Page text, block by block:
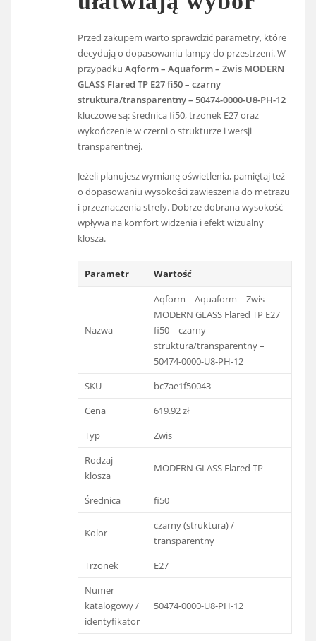
Przed zakupem warto sprawdzić parametry, które
decydują o dopasowaniu lampy do przestrzeni. W
przypadkuAqform – Aquaform – Zwis MODERN
GLASS Flared TP E27 fi50 – czarny
struktura/transparentny – 50474-0000-U8-PH-12
kluczowe są: średnica fi50, trzonek E27 oraz
wykończenie w czerni o strukturze i wersji
transparentnej.
Jeżeli planujesz wymianę oświetlenia, pamiętaj też
o dopasowaniu wysokości zawieszenia do metrażu
i przeznaczenia strefy. Dobrze dobrana wysokość
wpływa na komfort widzenia i efekt wizualny
klosza.
Parametr Wartość
Nazwa
Aqform – Aquaform – Zwis
MODERN GLASS Flared TP E27
fi50 – czarny
struktura/transparentny –
50474-0000-U8-PH-12
SKU
bc7ae1f50043
Cena
619.92 zł
Typ
Zwis
Rodzaj
klosza
MODERN GLASS Flared TP
Średnica fi50
Kolor
czarny (struktura) /
transparentny
Trzonek
E27
Numer
katalogowy /
identyfikator
50474-0000-U8-PH-12